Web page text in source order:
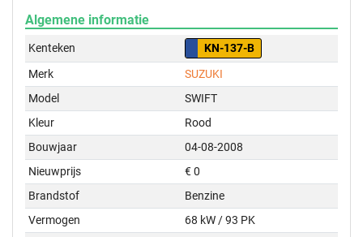
Algemene informatie
Kenteken
KN-137-B
Merk
SUZUKI
Model
SWIFT
Kleur
Rood
Bouwjaar
04-08-2008
Nieuwprijs
€ 0
Brandstof
Benzine
Vermogen
68 kW / 93 PK